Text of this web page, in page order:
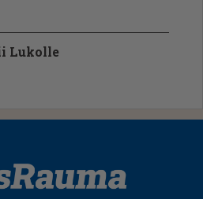
Lukolle